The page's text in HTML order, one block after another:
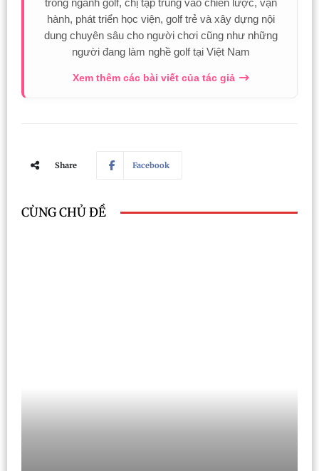
trong ngành golf, chị tập trung vào chiến lược, vận
hành, phát triển học viện, golf trẻ và xây dựng nội
dung chuyên sâu cho người chơi cũng như những
người đang làm nghề golf tại Việt Nam
Xem thêm các bài viết của tác giả
Share Facebook
CÙNG CHỦ ĐỀ